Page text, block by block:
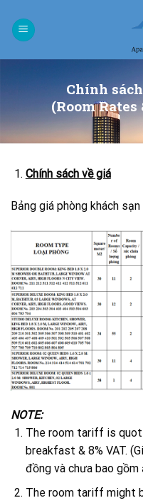
content
Chính
(Room
Chính sách về giá
Bảng giá phòng khách
NOTE:
The room tariff is
breakfast & 8% VAT.
đồng và chưa bao gồm
The room tariff might